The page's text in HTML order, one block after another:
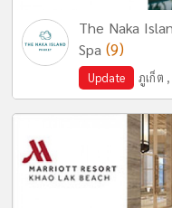
The Naka
Spa (9)
Update ภูเก็ต